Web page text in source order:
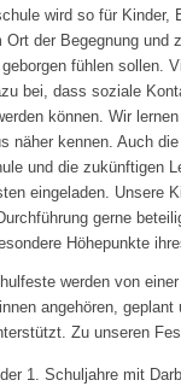
wird so für Kinder,
Ort der Begegnung und
fühlen sollen.
bei, dass soziale
können. Wir
näher kennen. Auch die
und die zukünftigen
eingeladen. Unsere
gerne
Höhepunkte
werden von
angehören, geplant
Zu unseren
1. Schuljahre mit